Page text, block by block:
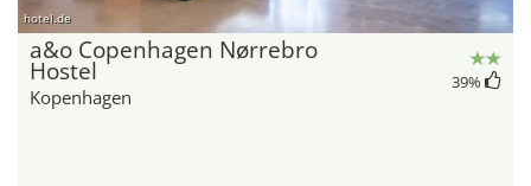
hotel.de
a&o Copenhagen Nørrebro
Hostel
Kopenhagen
39%